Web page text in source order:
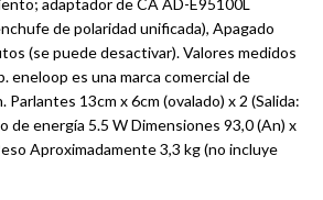
de polaridad unificada), Apagado
(se puede desactivar). Valores medidos
eneloop es una marca comercial de
13cm x 6cm (ovalado) x 2 (Salida:
de energía 5.5 W Dimensiones 93,0 (An) x
Aproximadamente 3,3 kg (no incluye